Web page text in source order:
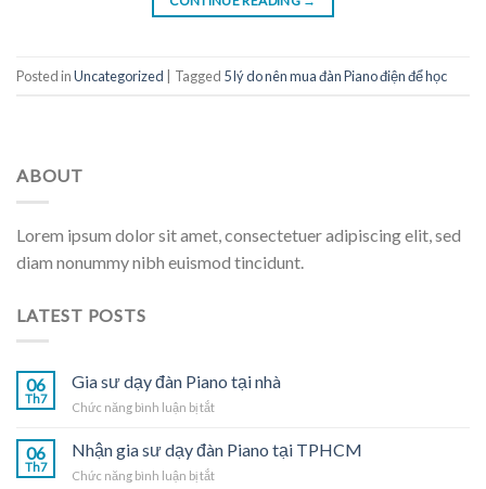
Posted inUncategorized Tagged 5 lý do nên mua đàn Piano điện để học
ABOUT
Lorem ipsum dolor sit amet, consectetuer adipiscing elit, sed
diam nonummy nibh euismod tincidunt.
LATEST POSTS
06
Th7
Gia sư dạy đàn Piano tại nhà
Chức năng bình luận bị tắtở
đàn
06
Th7
Nhận gia sư dạy đàn Piano tại TPHCM
Chức năng bình luận bị tắtở